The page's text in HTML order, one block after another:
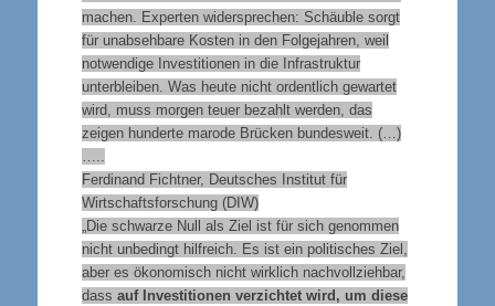
machen. Experten widersprechen: Schäuble sorgt
für unabsehbare Kosten in den Folgejahren, weil
notwendige Investitionen in die Infrastruktur
unterbleiben. Was heute nicht ordentlich gewartet
wird, muss morgen teuer bezahlt werden, das
zeigen hunderte marode Brücken bundesweit. (…)
Ferdinand Fichtner, Deutsches Institut für
Wirtschaftsforschung (DIW)
„Die schwarze Null als Ziel ist für sich genommen
nicht unbedingt hilfreich. Es ist ein politisches Ziel,
aber es ökonomisch nicht wirklich nachvollziehbar,
dass auf Investitionen verzichtet wird, um diese